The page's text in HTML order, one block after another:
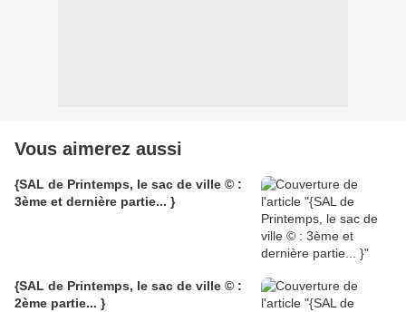
Vous aimerez aussi
{SAL de Printemps, le sac de ville © :
3ème et dernière partie... }
{SAL de Printemps, le sac de ville © :
2ème partie... }